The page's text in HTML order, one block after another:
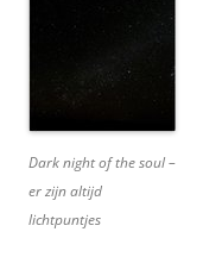
Dark night of the soul –
er zijn altijd
lichtpuntjes